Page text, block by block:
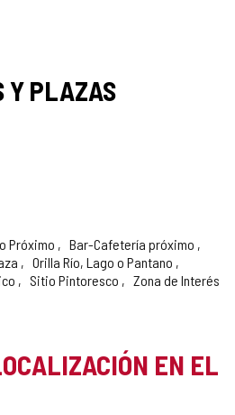
Y PLAZAS
Próximo
Bar-Cafetería próximo
Orilla Río, Lago o Pantano
Sitio Pintoresco
Zona de Interés
EN EL